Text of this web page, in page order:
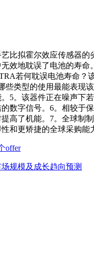
艺比拟霍尔效应传感器
效地耽误了电池的寿
若何耽误电池寿命
些类型的使用最能表现
5。该器件正在噪声下
数字信号。6。相较于
高了机能。7。全球制
和更矫捷的全球采购能
offer
规模及成长趋向预测